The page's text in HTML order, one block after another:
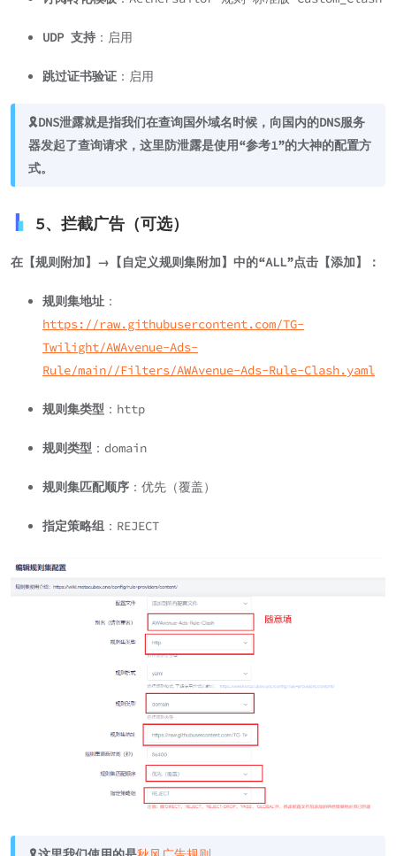
UDP 支持 ：启用
跳过证书验证 ：启用
🎗️DNS泄露就是指我们在查询国外域名时候，向国内的DNS服务
器发起了查询请求，这里防泄露是使用“参考1”的大神的配置方
式。
5、拦截广告（可选）
在【规则附加】→【自定义规则集附加】中的“ALL”点击【添加】：
规则集地址 ：
https://raw.githubusercontent.com/TG-
Twilight/AWAvenue-Ads-
Rule/main//Filters/AWAvenue-Ads-Rule-Clash.yaml
规则集类型 ：http
规则类型 ：domain
规则集匹配顺序 ：优先（覆盖）
指定策略组 ：REJECT